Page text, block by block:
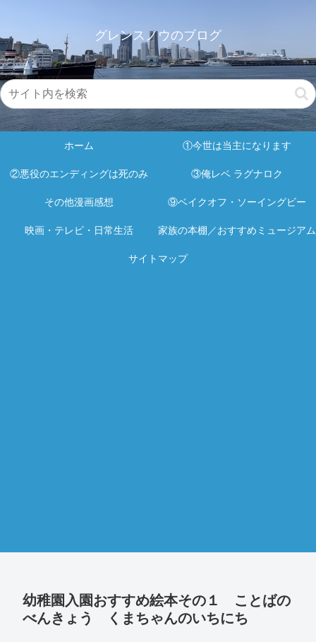
グレンスノウのブログ
ホーム ①今世は当主になります
②悪役のエンディングは死のみ ③俺レベ ラグナロク
その他漫画感想 ⑨ベイクオフ・ソーイングビー
映画・テレビ・日常生活 家族の本棚／おすすめミュージアム
サイトマップ
幼稚園入園おすすめ絵本その１ ことばの
べんきょう くまちゃんのいちにち